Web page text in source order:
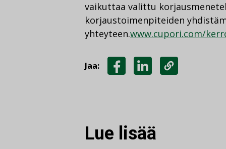
vaikuttaa valittu
korjaustoimenpiteiden
yhteyteen.www.cupori.com/
Jaa:
Lue lisää